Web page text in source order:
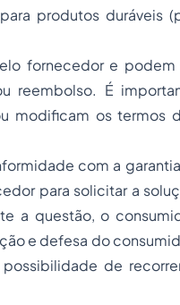
produtos duráveis
fornecedor e podem
reembolso. É
modificam os termos
com a
para solicitar a
a questão, o
e defesa do
de